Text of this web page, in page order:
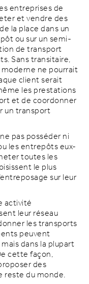
entreprises de
et vendre des
la place dans un
ou sur un semi-
de transport
Sans transitaire,
ne pourrait
client serait
les prestations
et de coordonner
un transport
pas posséder ni
les entrepôts eux-
toutes les
le plus
sur leur
activité
leur réseau
les transports
peuvent
dans la plupart
cette façon,
des
reste du monde.